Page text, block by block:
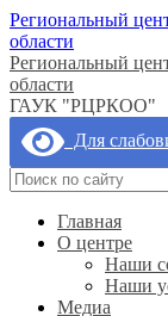
Региональный
области
Региональный
области
ГАУК "РЦРКОО"
Для
Главная
О центре
Наши
Наши
Медиа